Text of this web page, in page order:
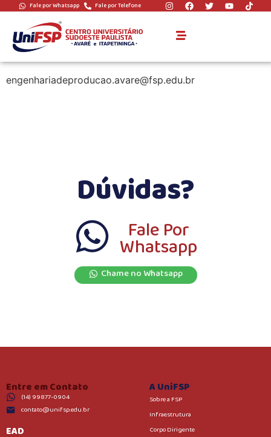
Fale por Whatsapp Fale por Telefone
coordenador:
Antônio Edson Leite
engenhariadeproducao.avare@fsp.edu.br
Dúvidas?
Fale Por
Whatsapp
Chame no Whatsapp
Entre em Contato
(14) 99877-0904
contato@unifsp.edu.br
EAD
A UniFSP
Sobre a FSP
Infraestrutura
Corpo Dirigente